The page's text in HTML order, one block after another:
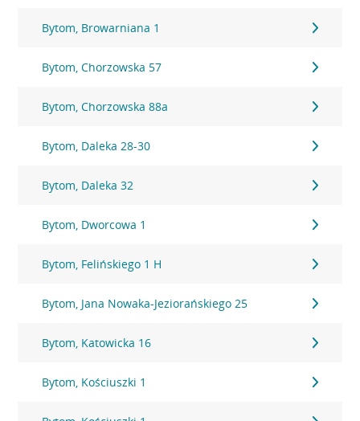
Bytom, Browarniana 1
Bytom, Chorzowska 57
Bytom, Chorzowska 88a
Bytom, Daleka 28-30
Bytom, Daleka 32
Bytom, Dworcowa 1
Bytom, Felińskiego 1 H
Bytom, Jana Nowaka-Jeziorańskiego 25
Bytom, Katowicka 16
Bytom, Kościuszki 1